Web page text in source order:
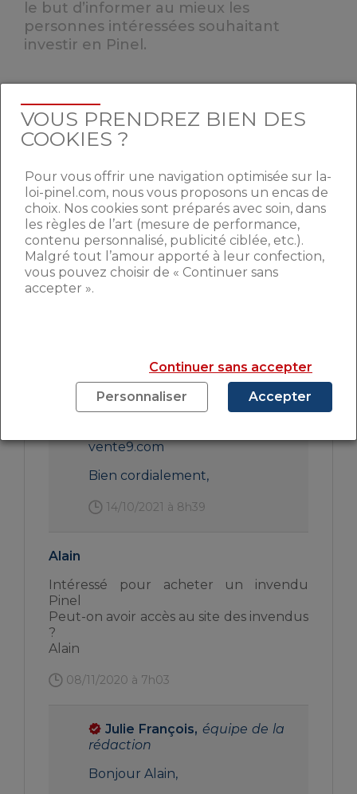
le but d’informer au mieux les
personnes intéressées souhaitant
investir en Pinel.
COMMENTAIRES (9)
Nabil Essalmi
Intéressé pour acheter un invendu
Peut-on avoir accès au site des invendus
?
13/10/2021 à 4h36
de la rédaction
Bonjour Nabil,
Vous pouvez accéder au site
vente9.com
Bien cordialement,
14/10/2021 à 8h39
Alain
Intéressé pour acheter un invendu
Pinel
Peut-on avoir accès au site des invendus
?
Alain
08/11/2020 à 7h03
Julie François, équipe de la
rédaction
Bonjour Alain,
VOUS PRENDREZ BIEN DES
COOKIES ?
Pour vous offrir une navigation optimisée sur la-
loi-pinel.com, nous vous proposons un encas de
choix. Nos cookies sont préparés avec soin, dans
les règles de l’art (mesure de performance,
contenu personnalisé, publicité ciblée, etc.).
Malgré tout l’amour apporté à leur confection,
vous pouvez choisir de « Continuer sans
accepter ».
Continuer sans accepter
Personnaliser
Accepter